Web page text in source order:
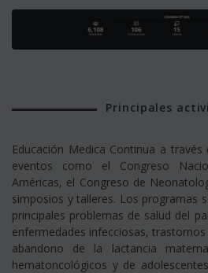
Principales
Educación Medica Continua a
eventos como el Congreso
Américas, el Congreso de
simposios y talleres. Los programas
principales problemas de salud del
enfermedades infecciosas,
abandono de la lactancia
hematoncológicos y de